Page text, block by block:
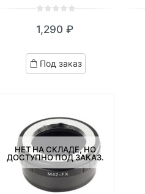
out
based
on
1,290₽
Под заказ
НЕТ НА СКЛАДЕ, НО
ДОСТУПНО ПОД ЗАКАЗ.